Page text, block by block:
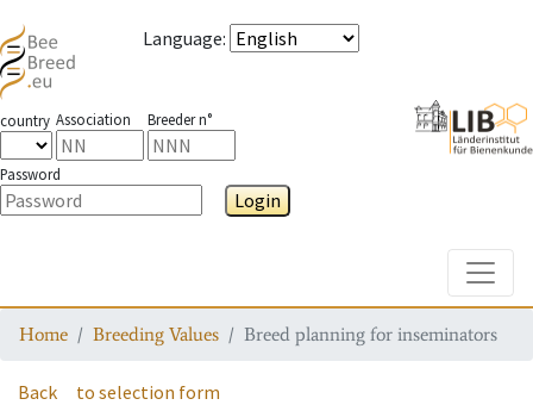
Language:
country Association Breeder n°
Password
Login
Home Breeding Values Breed planning for inseminators
Back to selection form